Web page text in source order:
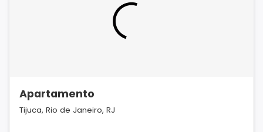
Apartamento
Tijuca, Rio de Janeiro, RJ